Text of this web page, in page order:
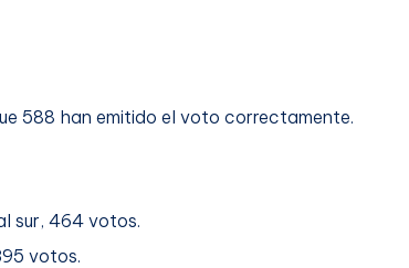
588 han emitido el voto correctamente.
sur, 464 votos.
votos.